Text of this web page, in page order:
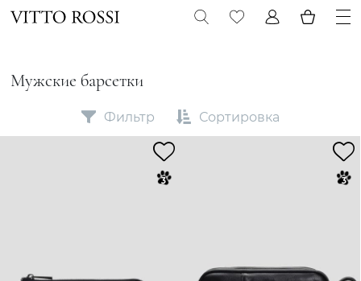
Мужские барсетки
Фильтр Сортировка